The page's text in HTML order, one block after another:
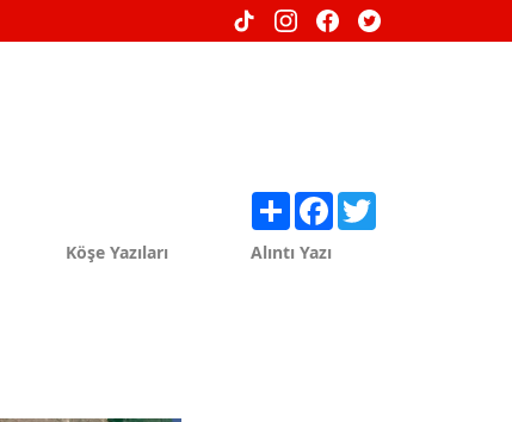
Köşe Yazıları Alıntı Yazı
Share Facebook